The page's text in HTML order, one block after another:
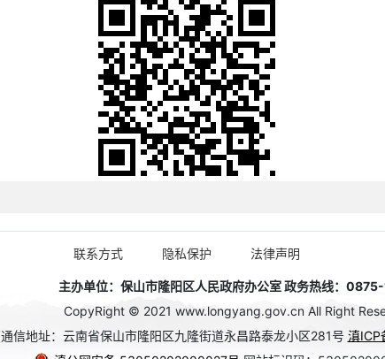
联系方式 隐私保护 法律声明
主办单位：保山市隆阳区人民政府办公室 政务热线：
CopyRight © 2021 www.longyang.gov.cn All Right
通信地址：云南省保山市隆阳区九隆街道永昌路泰龙小区281号 滇